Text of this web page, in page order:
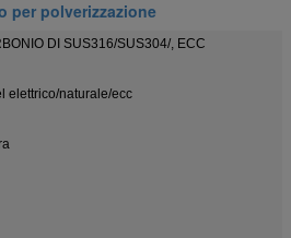
per polverizzazione
DI SUS316/SUS304/, ECC
elettrico/naturale/ecc